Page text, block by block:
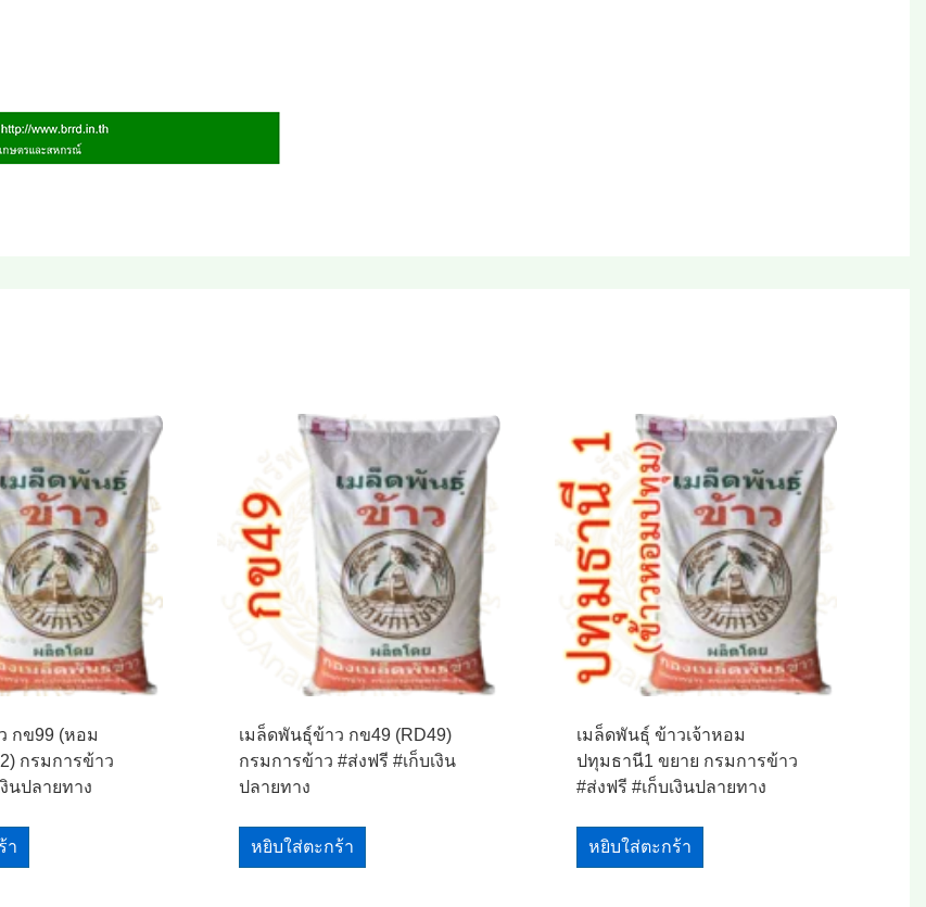
กข99 (หอม
กรมการข้าว
นปลายทาง
า
เมล็ดพันธุ์ข้าว กข49 (RD49)
กรมการข้าว #ส่งฟรี #เก็บเงิน
ปลายทาง
หยิบใส่ตะกร้า
เมล็ดพันธุ์ ข้าวเจ้าหอม
ปทุมธานี1 ขยาย กรมการข้าว
#ส่งฟรี #เก็บเงินปลายทาง
หยิบใส่ตะกร้า